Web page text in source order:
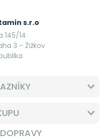
s.r.o
145/14
3 - Žižkov